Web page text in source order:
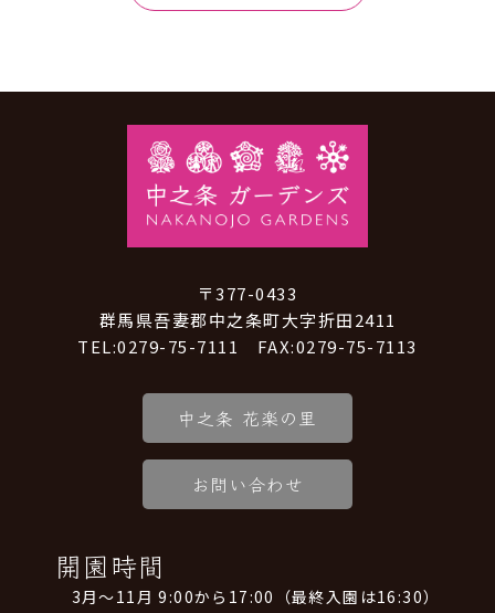
〒377-0433
群馬県吾妻郡中之条町大字折田2411
TEL:0279-75-7111 FAX:0279-75-7113
中之条 花楽の里
お問い合わせ
開園時間
3月～11月 9:00から17:00（最終入園は16:30）